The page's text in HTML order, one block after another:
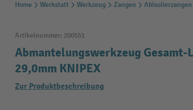
Home Werkstatt Werkzeug Zangen Abisolierzangen
Artikelnummer: 200551
Abmantelungswerkzeug
29,0mm KNIPEX
Zur Produktbeschreibung